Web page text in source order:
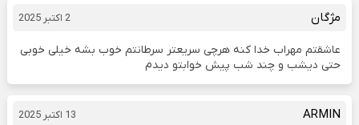
مژگان 2 اکتبر 2025
عاشقتم مهراب خدا کنه هرچی سریعتر سرطانتم خوب بشه خیلی خوبی
حتی دیشب و چند شب پیش خوابتو دیدم
ARMIN 13 اکتبر 2025